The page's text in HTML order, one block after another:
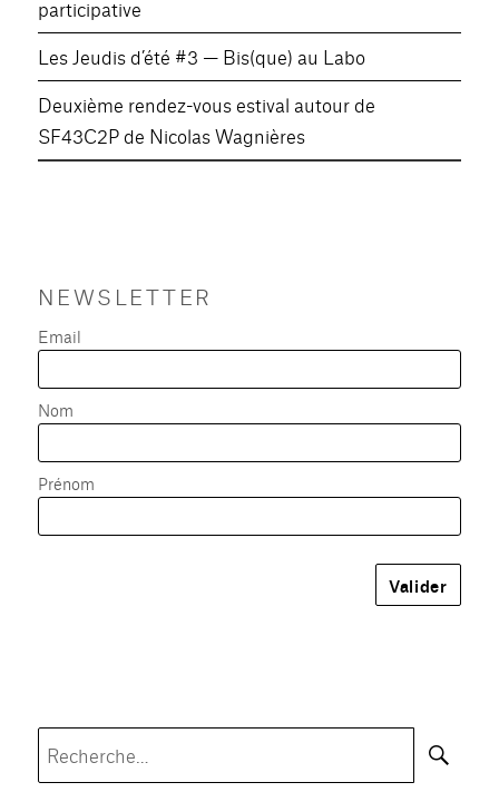
participative
Les Jeudis d’été #3 — Bis(que) au Labo
Deuxième rendez-vous estival autour de
SF43C2P de Nicolas Wagnières
NEWSLETTER
Email
Nom
Prénom
pour :